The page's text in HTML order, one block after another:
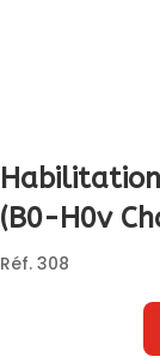
(B0-H0v
Réf. 308